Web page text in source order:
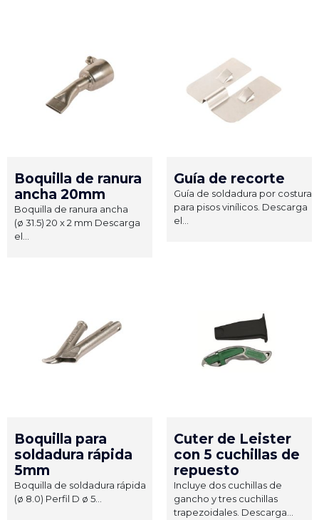
Boquilla de ranura
ancha 20mm
Boquilla de ranura ancha
(ø 31.5) 20 x 2 mm Descarga
el...
Guía de recorte
Guía de soldadura por costura
para pisos vinílicos. Descarga
el...
Boquilla para
soldadura rápida
5mm
Boquilla de soldadura rápida
(ø 8.0) Perfil D ø 5...
Cuter de Leister
con 5 cuchillas de
repuesto
Incluye dos cuchillas de
gancho y tres cuchillas
trapezoidales. Descarga...